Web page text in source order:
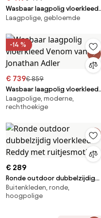
Wasbaar laagpolig vloerkleed
Delphina in donkerblauw
Laagpolige, gebloemde
-14 %
€ 739€ 859
Wasbaar laagpolig vloerkleed
Venom van Jonathan Adler
Laagpolige, moderne,
rechthoekige
€ 289
Ronde outdoor dubbelzijdig
vloerkleed Reddy met
ruitjesmotief
Buitenkleden, ronde,
hoogpolige